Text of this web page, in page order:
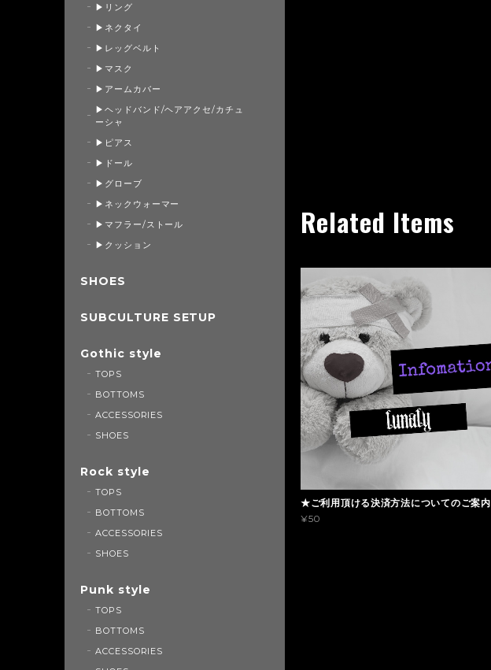
Related Items
★ご利用頂ける決済方法についてのご案内
¥50
▶リング
▶ネクタイ
▶レッグベルト
▶マスク
▶アームカバー
▶ヘッドバンド/ヘアアクセ/カチュ
ーシャ
▶ピアス
▶ドール
▶グローブ
▶ネックウォーマー
▶マフラー/ストール
▶クッション
SHOES
SUBCULTURE SETUP
Gothic style
TOPS
BOTTOMS
ACCESSORIES
SHOES
Rock style
TOPS
BOTTOMS
ACCESSORIES
SHOES
Punk style
TOPS
BOTTOMS
ACCESSORIES